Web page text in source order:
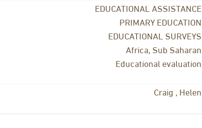
EDUCATIONAL ASSISTANCE
PRIMARY EDUCATION
EDUCATIONAL SURVEYS
Africa, Sub Saharan
Educational evaluation
Craig , Helen